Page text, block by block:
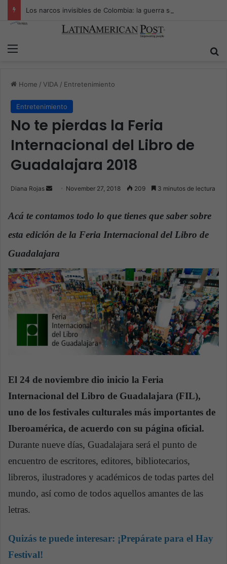
Home / VIDA / Entretenimiento
Entretenimiento
No te pierdas la Feria
Internacional del Libro de
Guadalajara 2018
Diana Rojas
n
a
m
a
i
November 27, 2018 209 3 minutos de lectura
Acá te contamos todo lo que tienes que saber sobre
esta edición de la Feria Internacional del Libro de
Guadalajara
El 24 de noviembre dio inicio la Feria
Internacional del Libro de Guadalajara (FIL),
uno de los festivales culturales más importantes de
Iberoamérica, de acuerdo con su página oficial.
Durante nueve días, Guadalajara será el punto de
encuentro de escritores, editores, bibliotecarios,
libreros, ilustradores y académicos de todas partes del
mundo, así como de todos aquellos amantes de las
letras.
Quizás te puede interesar: ¡Prepárate para el Hay
Festival!